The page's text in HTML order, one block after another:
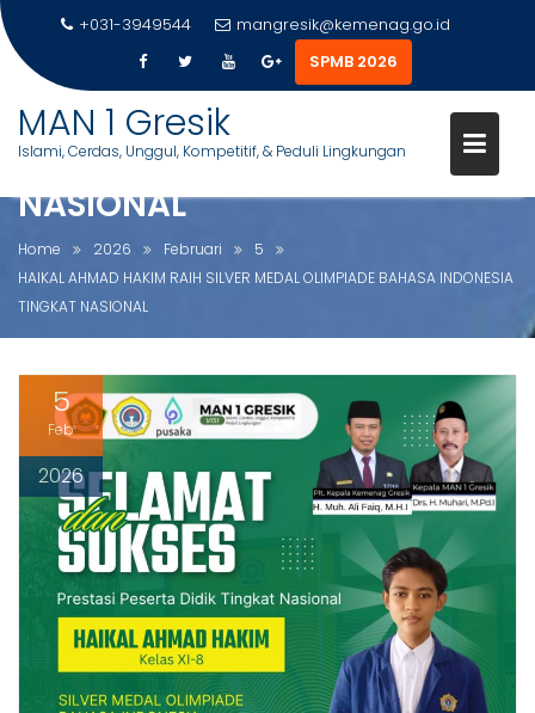
n
+031-3949544
mangresik@kemenag.go.id
SPMB 2026
MAN 1 Gresik
Islami, Cerdas, Unggul, Kompetitif, & Peduli Lingkungan
HAIKAL AHMAD HAKIM RAIH
SILVER MEDAL OLIMPIADE
BAHASA INDONESIA TINGKAT
NASIONAL
Home 2026 Februari
5
HAIKAL AHMAD HAKIM RAIH SILVER MEDAL OLIMPIADE BAHASA INDONESIA
TINGKAT NASIONAL
5
Feb
2026